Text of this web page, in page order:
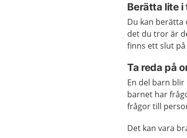
Berätta lite i
Du kan berätta
det du tror är
finns ett slut
Ta reda på
En del barn
barnet har
frågor till
Det kan vara